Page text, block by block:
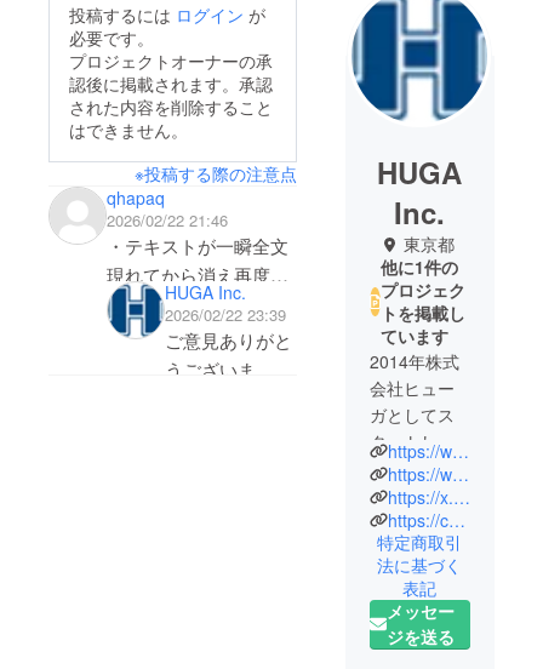
投稿するには ログイン が
必要です。
プロジェクトオーナーの承
認後に掲載されます。承認
された内容を削除すること
はできません。
※投稿する際の注意点
qhapaq
2026/02/22 21:46
・テキストが一瞬全文
現れてから消え再度一
文字ずつ表示されるバ
グですが、単に「テキ
ストで得られる情報の
HUGA Inc.
2026/02/22 23:39
ご意見ありがと
うございま
HUGA
Inc.
東京都
他に1件の
プロジェク
トを掲載し
ています
2014年株式
会社ヒュー
ガとしてス
タートしま
した。代表
の日下一郎
は長年ゲー
ム業界で活
動し、
「ファイナ
ルリクエス
ト」「群馬
https://www.huga-studio.com/
https://www.final-re-quest.com/
https://x.com/final_re_quest
https://camp-fire.jp/projects/117950/view
特定商取引
法に基づく
表記
メッセー
ジを送る